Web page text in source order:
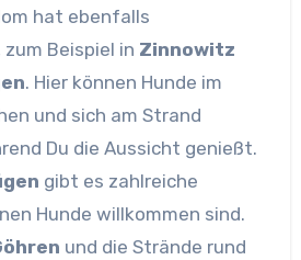
hat ebenfalls
Beispiel in Zinnowitz
. Hier können Hunde im
und sich am Strand
Du die Aussicht genießt.
gibt es zahlreiche
Hunde willkommen sind.
und die Strände rund